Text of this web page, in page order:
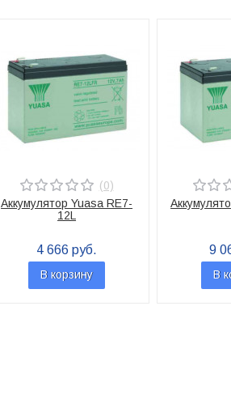
(0)
Аккумулятор Yuasa RE7-
12L
4 666 руб.
В корзину
9
В